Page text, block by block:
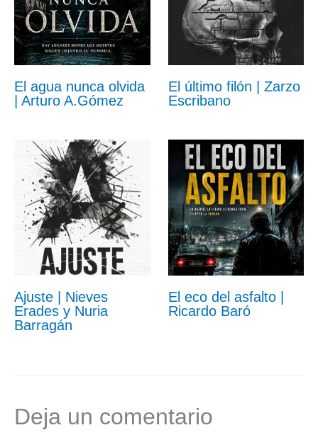
El agua nunca olvida
| Arturo A.Gómez
El último filón | Zarzo
Escribano
Ajuste | Nieves
Erades y Nuria
Barragán
El eco del asfalto |
Ricardo Baró
Deja un comentario